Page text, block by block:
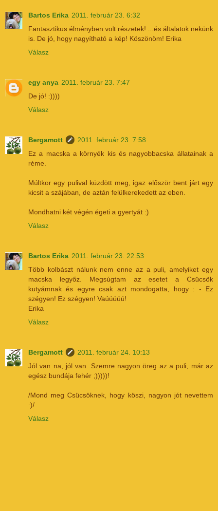
Bartos Erika 2011. február 23. 6:32
Fantasztikus élményben volt részetek! ...és általatok nekünk
is. De jó, hogy nagyítható a kép! Köszönöm! Erika
Válasz
egy anya 2011. február 23. 7:47
De jó! :))))
Válasz
Bergamott
2011. február 23. 7:58
Ez a macska a környék kis és nagyobbacska állatainak a
réme.
Múltkor egy pulival küzdött meg, igaz először bent járt egy
kicsit a szájában, de aztán felülkerekedett az eben.
Mondhatni két végén égeti a gyertyát :)
Válasz
Bartos Erika 2011. február 23. 22:53
Több kolbászt nálunk nem enne az a puli, amelyiket egy
macska legyőz. Megsúgtam az esetet a Csücsök
kutyámnak és egyre csak azt mondogatta, hogy : - Ez
szégyen! Ez szégyen! Vaúúúúú!
Erika
Válasz
Bergamott
2011. február 24. 10:13
Jól van na, jól van. Szemre nagyon öreg az a puli, már az
egész bundája fehér ;)))))!
/Mond meg Csücsöknek, hogy köszi, nagyon jót nevettem
:)/
Válasz